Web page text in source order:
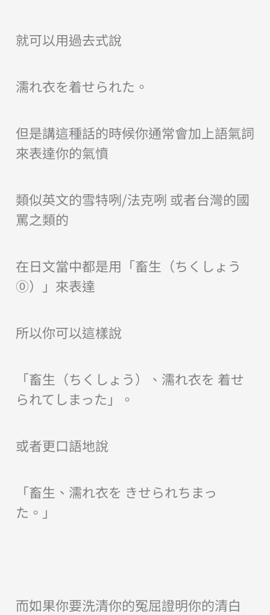
就可以用過去式說
濡れ衣を着せられた。
但是講這種話的時候你通常會加上語氣詞
來表達你的氣憤
類似英文的雪特咧/法克咧 或者台灣的國
罵之類的
在日文當中都是用「畜生（ちくしょう
⓪）」來表達
所以你可以這樣說
「畜生（ちくしょう）、濡れ衣を 着せ
られてしまった」。
或者更口語地說
「畜生、濡れ衣を きせられちまっ
た。」
而如果你要洗清你的冤屈證明你的清白